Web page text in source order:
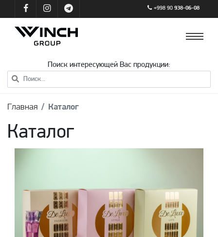
+998 90 938-06-08
Поиск интересующей Вас продукции:
Главная Каталог
Каталог